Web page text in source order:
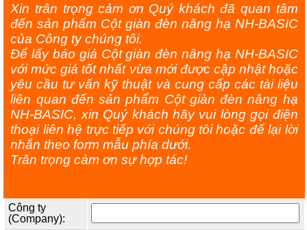
Xin trân trọng cảm ơn Quý khách đã quan tâm
đến sản phẩm Cột giàn đèn nâng hạ NH-BASIC
của Công ty chúng tôi.
Để lấy báo giá Cột giàn đèn nâng hạ NH-BASIC
với mức giá tốt nhất vừa mới được cập nhật hoặc
yêu cầu tư vấn kỹ thuật và cung cấp các tài liệu
liên quan đến sản phẩm Cột giàn đèn nâng hạ
NH-BASIC, xin Quý khách hãy vui lòng gọi điện
thoại liên hệ trực tiếp với chúng tôi hoặc để lại lời
nhắn theo form mẫu phía dưới.
Trân trọng cảm ơn sự hợp tác!
Công ty
(Company):